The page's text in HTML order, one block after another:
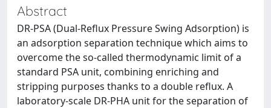
Abstract
DR-PSA (Dual-Reflux Pressure Swing Adsorption) is
an adsorption separation technique which aims to
overcome the so-called thermodynamic limit of a
standard PSA unit, combining enriching and
stripping purposes thanks to a double reflux. A
laboratory-scale DR-PHA unit for the separation of